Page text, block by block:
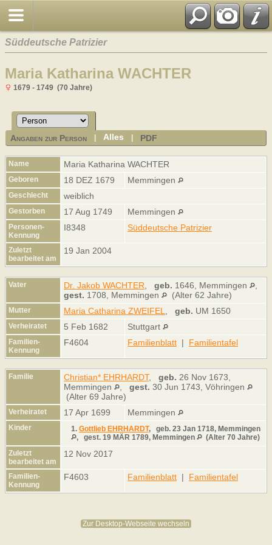
Süddeutsche Patrizier
Maria Katharina WACHTER
1679 - 1749 (70 Jahre)
Angaben zur Person |Alles PDF
Name Maria Katharina WACHTER
Geboren 18 DEZ 1679 Memmingen
Geschlecht weiblich
Gestorben 17 Aug 1749 Memmingen
Personen-
Kennung
I8348 Süddeutsche Patrizier
Zuletzt
bearbeitet am
19 Jan 2004
Vater Dr. Jakob WACHTER geb. 1646, Memmingen
gest. 1708, Memmingen (Alter 62 Jahre)
Mutter Maria Catharina ZWEIFEL geb. UM 1650
Verheiratet 5 Feb 1682 Stuttgart
Familien-
Kennung
F4604 Familienblatt | Familientafel
Familie Christian* EHRHARDT, geb. 26 Nov 1673,
Memmingen
gest. 30 Jun 1743, Vöhringen
(Alter 69 Jahre)
Verheiratet 17 Apr 1699 Memmingen
Kinder 1. Gottlieb EHRHARDT, geb. 23 Jan 1718, Memmingen
, gest. 19 MÄR 1789, Memmingen
(Alter 70 Jahre)
Zuletzt
bearbeitet am
12 Nov 2017
Familien-
Kennung
F4603 Familienblatt | Familientafel
Zur Desktop-Webseite wechseln